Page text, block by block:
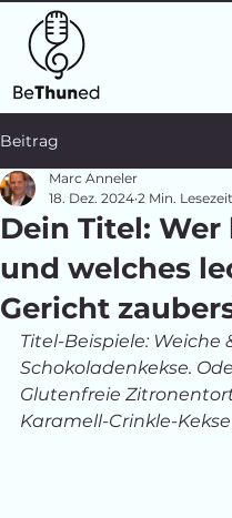
Beitrag
Dein Titel: Wer
und welches
Gericht
Marc Anneler
18. Dez. 2024 2 Min. Lesezeit
Titel-Beispiele: Weiche
Schokoladenkekse.
Glutenfreie
Karamell-Crinkle-